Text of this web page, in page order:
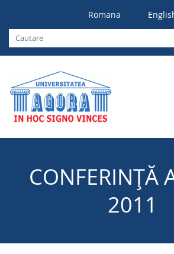
Romana
CONFERINŢĂ
2011